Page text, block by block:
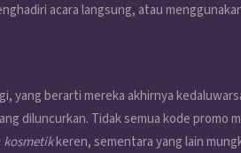
acara langsung, atau
yang berarti mereka akhirnya
diluncurkan. Tidak semua kode promo
kosmetikkeren, sementara yang lain